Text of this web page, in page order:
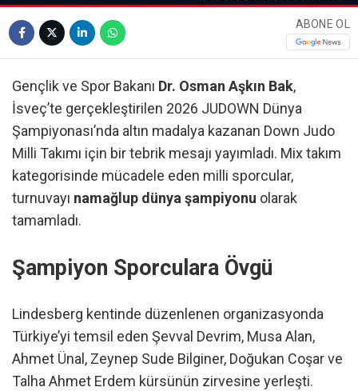
ABONE OL
Gençlik ve Spor Bakanı Dr. Osman Aşkın Bak,
İsveç’te gerçekleştirilen 2026 JUDOWN Dünya
Şampiyonası’nda altın madalya kazanan Down Judo
Milli Takımı için bir tebrik mesajı yayımladı. Mix takım
kategorisinde mücadele eden milli sporcular,
turnuvayı namağlup dünya şampiyonu olarak
tamamladı.
Şampiyon Sporculara Övgü
Lindesberg kentinde düzenlenen organizasyonda
Türkiye’yi temsil eden Şevval Devrim, Musa Alan,
Ahmet Ünal, Zeynep Sude Bilginer, Doğukan Coşar ve
Talha Ahmet Erdem kürsünün zirvesine yerleşti.